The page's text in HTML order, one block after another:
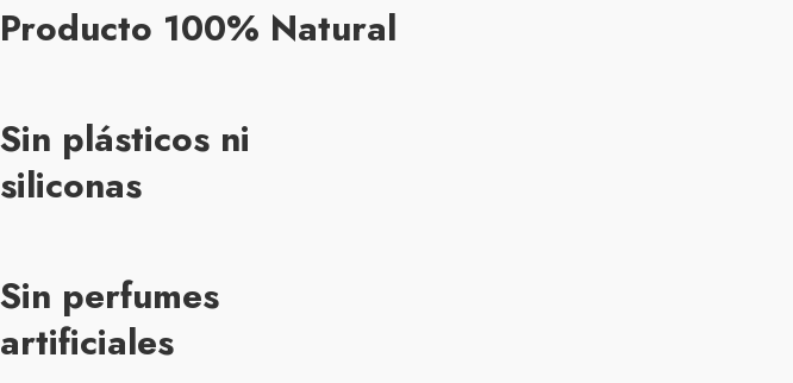
Producto 100% Natural
Sin plásticos ni
siliconas
Sin perfumes
artificiales